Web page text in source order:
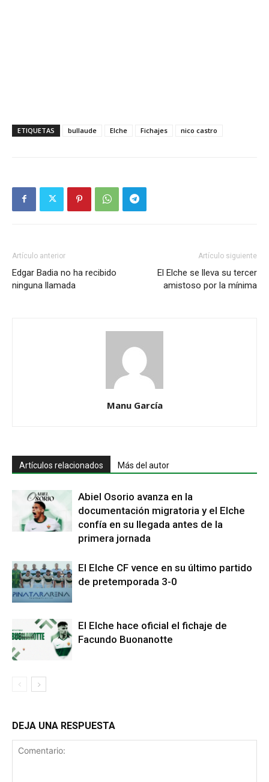
ETIQUETAS bullaude Elche Fichajes nico castro
Artículo anterior
Edgar Badia no ha recibido
ninguna llamada
Artículo siguiente
El Elche se lleva su tercer
amistoso por la mínima
Manu García
Artículos relacionados Más del autor
Abiel Osorio avanza en la
documentación migratoria y el Elche
confía en su llegada antes de la
primera jornada
El Elche CF vence en su último partido
de pretemporada 3-0
El Elche hace oficial el fichaje de
Facundo Buonanotte
DEJA UNA RESPUESTA